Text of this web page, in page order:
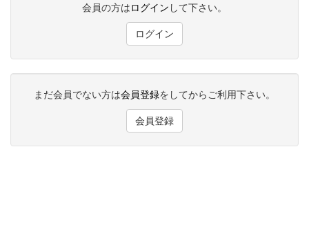
会員の方はログイン して下さい。
ログイン
まだ会員でない方は会員登録をしてからご利用下さい。
会員登録